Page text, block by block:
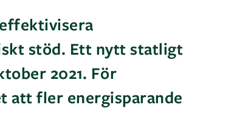
stöd. Ett nytt statligt
2021. För
att fler energisparande